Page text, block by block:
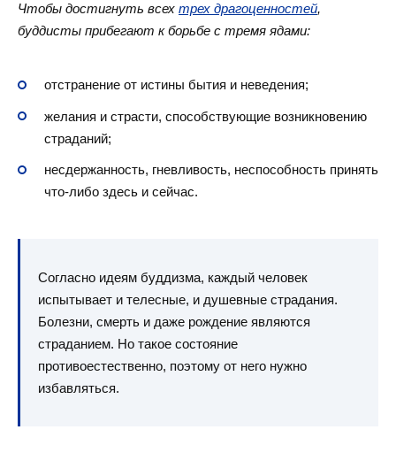
Чтобы достигнуть всех трех драгоценностей,
буддисты прибегают к борьбе с тремя ядами:
отстранение от истины бытия и неведения;
желания и страсти, способствующие возникновению
страданий;
несдержанность, гневливость, неспособность принять
что-либо здесь и сейчас.
Согласно идеям буддизма, каждый человек
испытывает и телесные, и душевные страдания.
Болезни, смерть и даже рождение являются
страданием. Но такое состояние
противоестественно, поэтому от него нужно
избавляться.